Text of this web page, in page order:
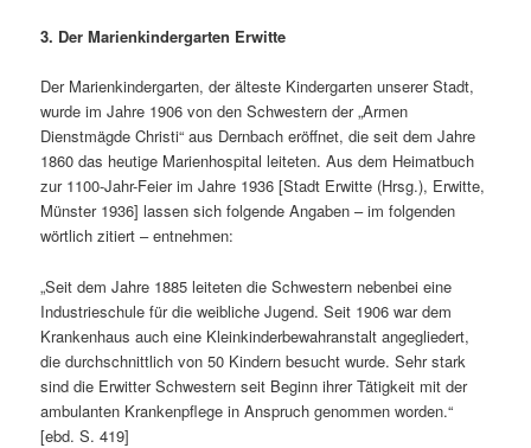
3. Der Marienkindergarten Erwitte
Der Marienkindergarten, der älteste Kindergarten unserer Stadt,
wurde im Jahre 1906 von den Schwestern der „Armen
Dienstmägde Christi“ aus Dernbach eröffnet, die seit dem Jahre
1860 das heutige Marienhospital leiteten. Aus dem Heimatbuch
zur 1100-Jahr-Feier im Jahre 1936 [Stadt Erwitte (Hrsg.), Erwitte,
Münster 1936] lassen sich folgende Angaben – im folgenden
wörtlich zitiert – entnehmen:
„Seit dem Jahre 1885 leiteten die Schwestern nebenbei eine
Industrieschule für die weibliche Jugend. Seit 1906 war dem
Krankenhaus auch eine Kleinkinderbewahranstalt angegliedert,
die durchschnittlich von 50 Kindern besucht wurde. Sehr stark
sind die Erwitter Schwestern seit Beginn ihrer Tätigkeit mit der
ambulanten Krankenpflege in Anspruch genommen worden.“
[ebd. S. 419]